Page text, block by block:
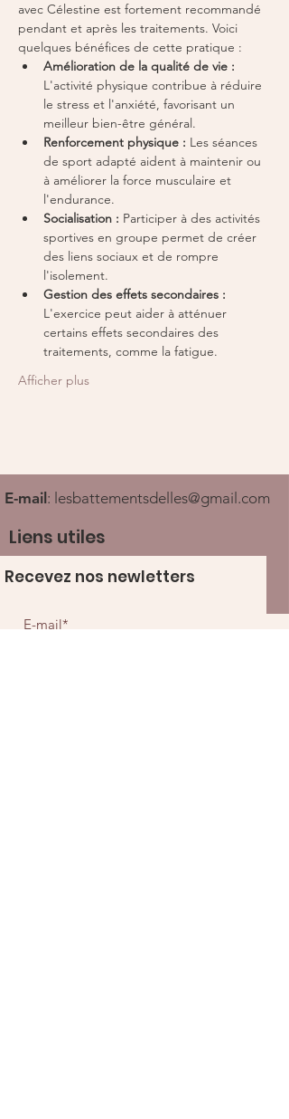
avec Célestine est fortement recommandé
pendant et après les traitements. Voici
quelques bénéfices de cette pratique :
Amélioration de la qualité de vie :
L'activité physique contribue à réduire
le stress et l'anxiété, favorisant un
meilleur bien-être général.
Renforcement physique : Les séances
de sport adapté aident à maintenir ou
à améliorer la force musculaire et
l'endurance.
Socialisation : Participer à des activités
sportives en groupe permet de créer
des liens sociaux et de rompre
l'isolement.
Gestion des effets secondaires :
L'exercice peut aider à atténuer
certains effets secondaires des
traitements, comme la fatigue.
Afficher plus
E-mail : lesbattementsdelles@gmail.com
Liens utiles
Recevez nos newletters